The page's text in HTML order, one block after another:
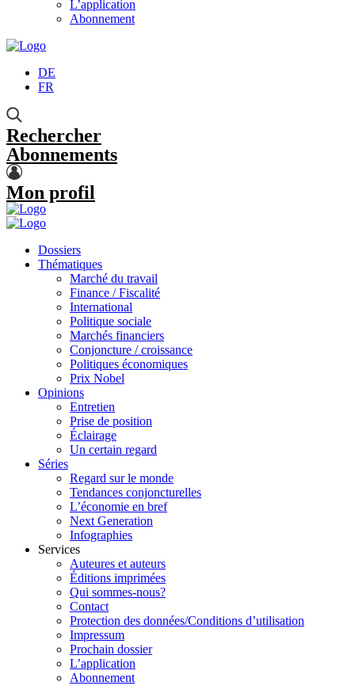
L’application
Abonnement
DE
FR
Rechercher
Abonnements
Mon profil
Dossiers
Thématiques
Marché du travail
Finance / Fiscalité
International
Politique sociale
Marchés financiers
Conjoncture / croissance
Politiques économiques
Prix Nobel
Opinions
Entretien
Prise de position
Éclairage
Un certain regard
Séries
Regard sur le monde
Tendances conjoncturelles
L’économie en bref
Next Generation
Infographies
Services
Auteures et auteurs
Éditions imprimées
Qui sommes-nous?
Contact
Protection des données/Conditions d’utilisation
Impressum
Prochain dossier
L’application
Abonnement